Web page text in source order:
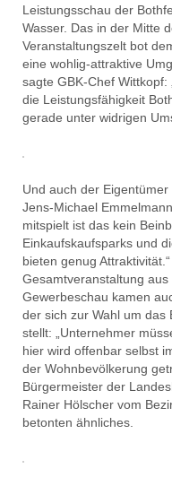
Leistungsschau der
Wasser. Das in der Mitte
Veranstaltungszelt bot
eine wohlig-attraktive
sagte GBK-Chef Wittkopf:
die Leistungsfähigkeit
gerade unter widrigen
Und auch der
Jens-Michael
mitspielt ist das kein
Einkaufskaufsparks und
bieten genug
Gesamtveranstaltung
Gewerbeschau kamen
der sich zur Wahl um das
stellt: „Unternehmer
hier wird offenbar selbst
der Wohnbevölkerung
Bürgermeister der
Rainer Hölscher vom
betonten ähnliches.